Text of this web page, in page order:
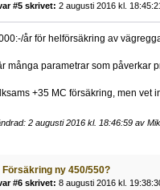
#5 skrivet: 2 augusti 2016 kl.
år för helförsäkring av
många parametrar som påverkar
+35 MC försäkring, men vet
2 augusti 2016 kl. 18:46:59 av
Försäkring ny 450/550?
#6 skrivet: 8 augusti 2016 kl.